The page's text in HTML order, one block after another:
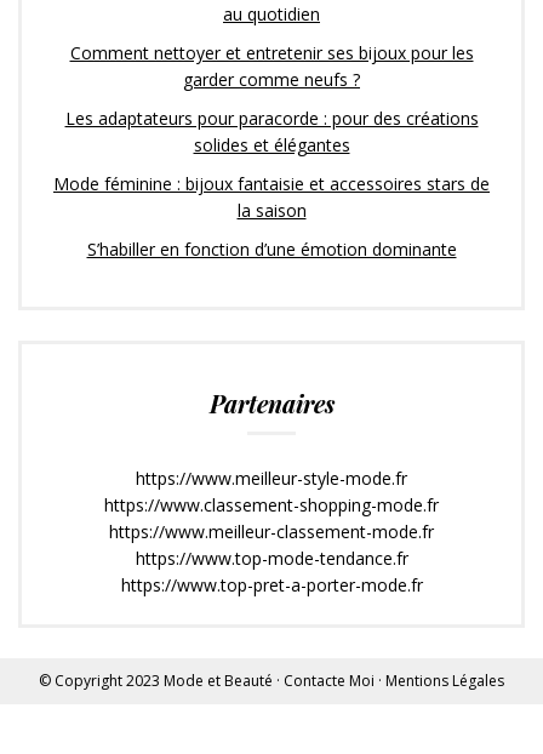
au quotidien
Comment nettoyer et entretenir ses bijoux pour les
garder comme neufs ?
Les adaptateurs pour paracorde : pour des créations
solides et élégantes
Mode féminine : bijoux fantaisie et accessoires stars de
la saison
S’habiller en fonction d’une émotion dominante
Partenaires
https://www.meilleur-style-mode.fr
https://www.classement-shopping-mode.fr
https://www.meilleur-classement-mode.fr
https://www.top-mode-tendance.fr
https://www.top-pret-a-porter-mode.fr
© Copyright 2023 Mode et Beauté · Contacte Moi · Mentions Légales